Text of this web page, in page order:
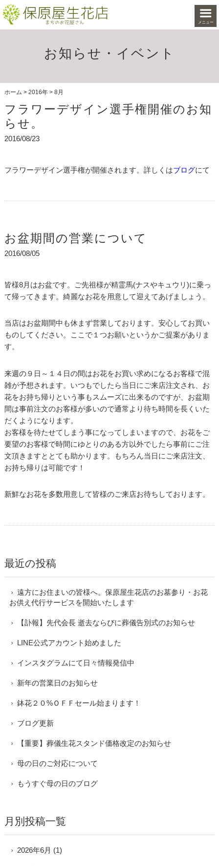
メニュー
お知らせ・イベント
ホーム > 2016年> 8月
フラワーデザイン選手権開催のお知
らせ。
2016/08/23
フラワーデザイン選手権が開催されます。詳しくはブログにて
お盆期間の営業について
2016/08/05
皆様8月はお盆です。ご先祖様が精霊馬(ナスやキュウリ)に乗っ
て帰ってきます。綺麗なお花を用意して迎えてあげましょう。
当店はお盆期間中も休まず営業しております。安心してお買い
ものしてください。ここで１つお願いというかご提案がありま
す。
来週の９日～１４日の間はお花をお買い求めになるお客様で混
雑が予想されます。いつもでしたら当日にご来店注文され、お
花をお持ち帰りという事もスムーズに出来るのですが、お盆期
間は事前注文のお客様が多いので通常より待ち時間を長くいた
だくようになります。
お客様を待たせてしまう事になってしまいますので、お花をご
要望のお客様で時間にゆとりのある方以外でしたら事前にご注
文頂きますととても助かります。もちろん当日にご来店注文、
お持ち帰りは可能です！
新鮮なお花を多数用意して皆様のご来店お待ちしております。
最近の投稿
遠方にお住まいの皆様へ。保原屋生花店のお墓参り・お花
お供え代行サービスを開始いたします
【訃報】先代会長 逝去ならびに葬儀告別式のお知らせ
LINE公式アカウント始めました
インスタグラムにて日々情報発信中
新年の営業日のお知らせ
鉢花２０%ＯＦＦセール始まります！
ブログ更新
【重要】葬儀生花スタンド価格改定のお知らせ
母の日のご対応について
もうすぐ母の日のブログ
月別投稿一覧
2026年6月 (1)